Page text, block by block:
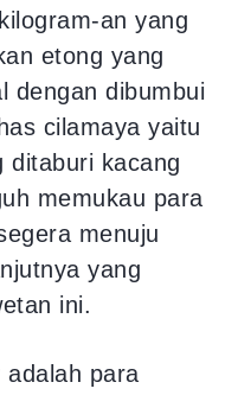
an yang
etong yang
dengan dibumbui
cilamaya yaitu
ditaburi kacang
memukau para
menuju
yang
ini.
para